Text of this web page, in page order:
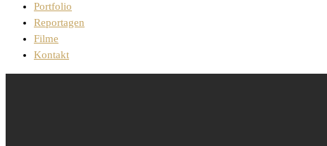
Portfolio
Reportagen
Filme
Kontakt